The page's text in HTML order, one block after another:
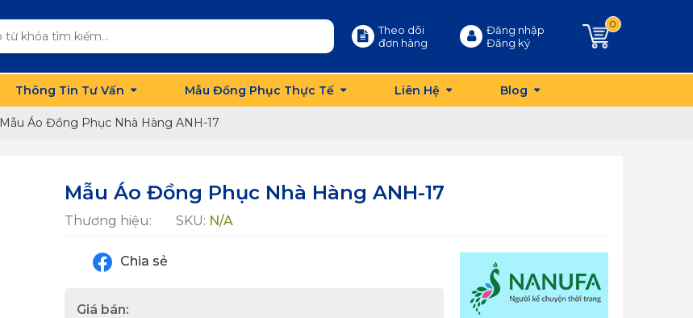
Theo dõi
đơn hàng
Đăng nhập
Đăng ký
0
Thông Tin Tư Vấn Mẫu Đồng Phục Thực Tế Liên Hệ Blog
Mẫu Áo Đồng Phục Nhà Hàng ANH-17
Mẫu Áo Đồng Phục Nhà Hàng ANH-17
Thương hiệu: SKU: N/A
Chia sẻ
Giá bán: